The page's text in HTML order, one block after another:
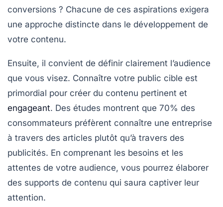
conversions ? Chacune de ces aspirations exigera
une approche distincte dans le développement de
votre contenu.
Ensuite, il convient de définir clairement l’audience
que vous visez. Connaître votre public cible est
primordial pour créer du contenu pertinent et
engageant. Des études montrent que 70% des
consommateurs préfèrent connaître une entreprise
à travers des articles plutôt qu’à travers des
publicités. En comprenant les besoins et les
attentes de votre audience, vous pourrez élaborer
des supports de contenu qui saura captiver leur
attention.